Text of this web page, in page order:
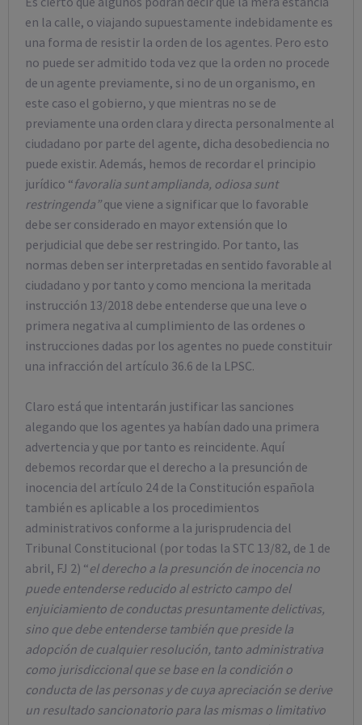
en la calle, o viajando supuestamente indebidamente es
una forma de resistir la orden de los agentes. Pero esto
no puede ser admitido toda vez que la orden no procede
de un agente previamente, si no de un organismo, en
este caso el gobierno, y que mientras no se de
previamente una orden clara y directa personalmente al
ciudadano por parte del agente, dicha desobediencia no
puede existir. Además, hemos de recordar el principio
jurídico “favoralia sunt amplianda, odiosa sunt
restringenda”que viene a significar que lo favorable
debe ser considerado en mayor extensión que lo
perjudicial que debe ser restringido. Por tanto, las
normas deben ser interpretadas en sentido favorable al
ciudadano y por tanto y como menciona la meritada
instrucción 13/2018 debe entenderse que una leve o
primera negativa al cumplimiento de las ordenes o
instrucciones dadas por los agentes no puede constituir
una infracción del artículo 36.6 de la LPSC.
Claro está que intentarán justificar las sanciones
alegando que los agentes ya habían dado una primera
advertencia y que por tanto es reincidente. Aquí
debemos recordar que el derecho a la presunción de
inocencia del artículo 24 de la Constitución española
también es aplicable a los procedimientos
administrativos conforme a la jurisprudencia del
Tribunal Constitucional (por todas la STC 13/82, de 1 de
abril, FJ 2) “el derecho a la presunción de inocencia no
puede entenderse reducido al estricto campo del
enjuiciamiento de conductas presuntamente delictivas,
sino que debe entenderse también que preside la
adopción de cualquier resolución, tanto administrativa
como jurisdiccional que se base en la condición o
conducta de las personas y de cuya apreciación se derive
un resultado sancionatorio para las mismas o limitativo